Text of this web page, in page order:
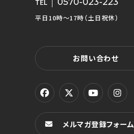
TEL
平日10時〜17時（土日祝休）
お問い合わせ
メルマガ登録フォーム